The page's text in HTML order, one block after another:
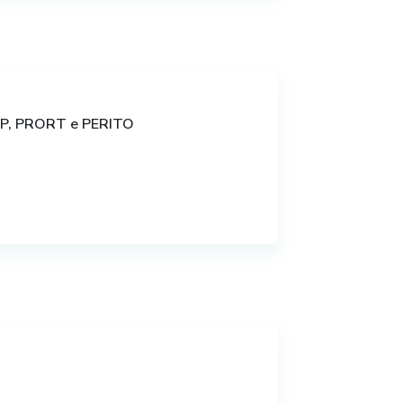
vigente. Recomenda-
PRORT e PERITO